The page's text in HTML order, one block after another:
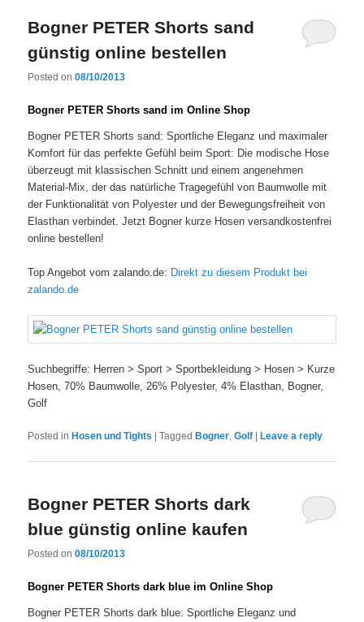
Bogner PETER Shorts sand
günstig online bestellen
Posted on08/10/2013
Bogner PETER Shorts sand im Online Shop
Bogner PETER Shorts sand: Sportliche Eleganz und maximaler
Komfort für das perfekte Gefühl beim Sport: Die modische Hose
überzeugt mit klassischen Schnitt und einem angenehmen
Material-Mix, der das natürliche Tragegefühl von Baumwolle mit
der Funktionalität von Polyester und der Bewegungsfreiheit von
Elasthan verbindet. Jetzt Bogner kurze Hosen versandkostenfrei
online bestellen!
Top Angebot vom zalando.de: Direkt zu diesem Produkt bei
zalando.de
Suchbegriffe: Herren > Sport > Sportbekleidung > Hosen > Kurze
Hosen, 70% Baumwolle, 26% Polyester, 4% Elasthan, Bogner,
Golf
Posted in Hosen und Tights |Tagged Bogner,Golf Leave a reply
Bogner PETER Shorts dark
blue günstig online kaufen
Posted on08/10/2013
Bogner PETER Shorts dark blue im Online Shop
Bogner PETER Shorts dark blue: Sportliche Eleganz und